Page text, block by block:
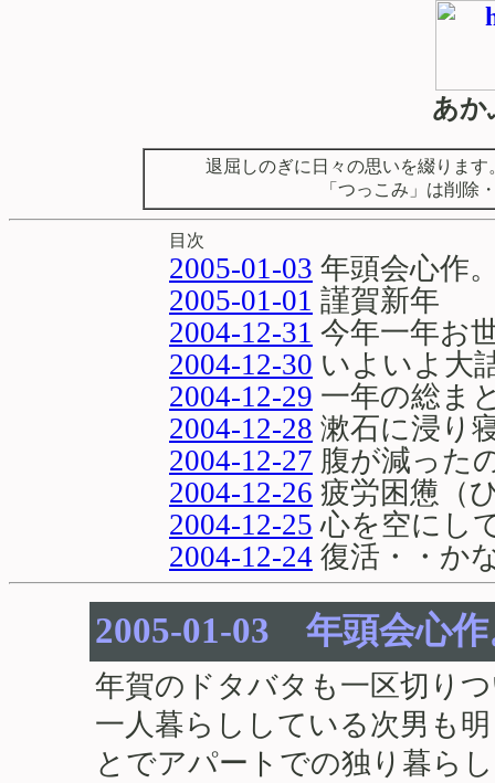
あか
退屈しのぎに日々の思いを綴りま
「つっこみ」は削除
目次
2005-01-03 年頭会心作
2005-01-01 謹賀新年
2004-12-31 今年一年お
2004-12-30 いよいよ大
2004-12-29 一年の総ま
2004-12-28 漱石に浸り
2004-12-27 腹が減った
2004-12-26 疲労困憊（
2004-12-25 心を空にし
2004-12-24 復活・・か
2005-01-03 年頭会心作
年賀のドタバタも一区切り
一人暮らししている次男も
とでアパートでの独り暮ら